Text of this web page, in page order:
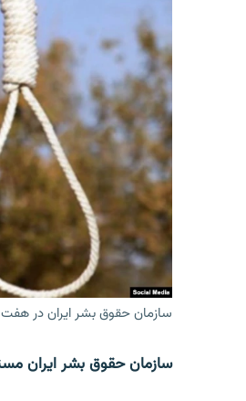
سازمان حقوق بشر ایران در هفت ماه نخست سال ۲۰۲۶ میلادی
سازمان حقوق بشر ایران مستقر در ناروی، می‌گوید